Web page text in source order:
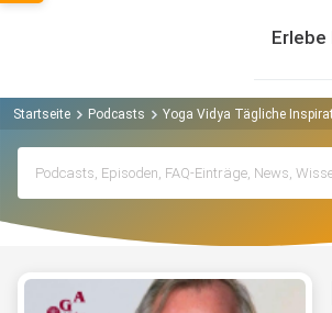
Startseite Podcasts Yoga Vidya Tägliche